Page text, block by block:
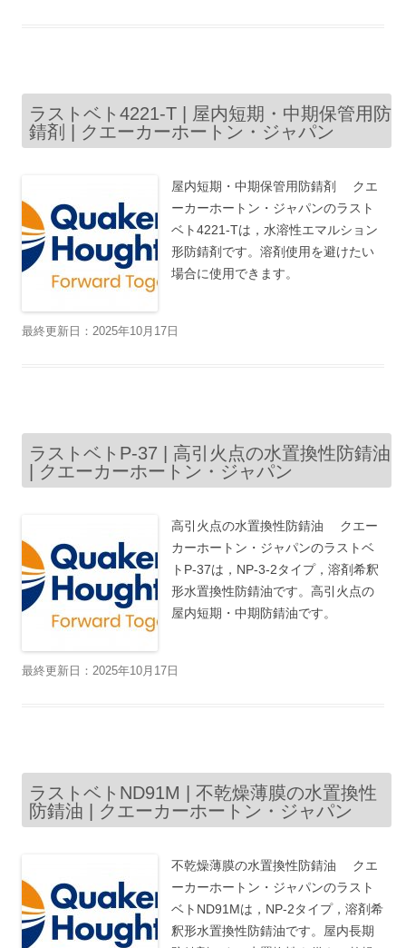
ラストベト4221-T | 屋内短期・中期保管用防
錆剤 | クエーカーホートン・ジャパン
屋内短期・中期保管用防錆剤 クエ
ーカーホートン・ジャパンのラスト
ベト4221-Tは，水溶性エマルション
形防錆剤です。溶剤使用を避けたい
場合に使用できます。
最終更新日：2025年10月17日
ラストベトP-37 | 高引火点の水置換性防錆油
| クエーカーホートン・ジャパン
高引火点の水置換性防錆油 クエー
カーホートン・ジャパンのラストベ
トP-37は，NP-3-2タイプ，溶剤希釈
形水置換性防錆油です。高引火点の
屋内短期・中期防錆油です。
最終更新日：2025年10月17日
ラストベトND91M | 不乾燥薄膜の水置換性
防錆油 | クエーカーホートン・ジャパン
不乾燥薄膜の水置換性防錆油 クエ
ーカーホートン・ジャパンのラスト
ベトND91Mは，NP-2タイプ，溶剤希
釈形水置換性防錆油です。屋内長期